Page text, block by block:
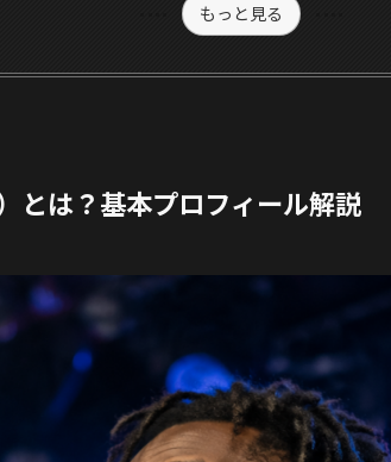
もっと見る
とは？基本プロフィール解説